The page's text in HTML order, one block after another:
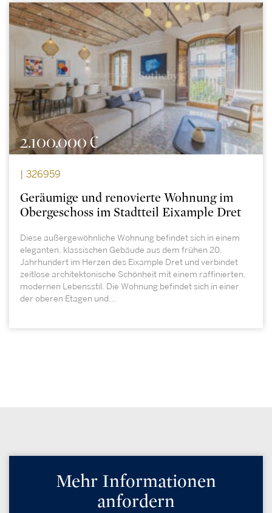
2.100.000 €
| 326959
Geräumige und renovierte Wohnung im
Obergeschoss im Stadtteil Eixample Dret
Diese außergewöhnliche Wohnung befindet sich in einem
eleganten, klassischen Gebäude aus dem frühen 20.
Jahrhundert im Herzen des Eixample Dret und verbindet
zeitlose architektonische Schönheit mit einem raffinierten,
modernen Lebensstil. Die Wohnung befindet sich in einer
der oberen Etagen und...
Mehr Informationen
anfordern